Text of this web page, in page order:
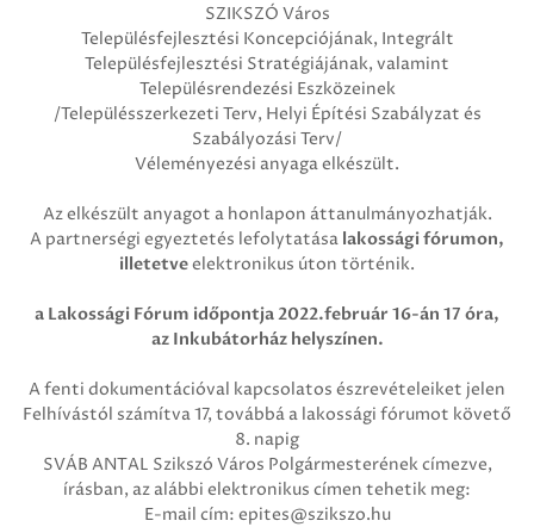
SZIKSZÓ Város
Településfejlesztési Koncepciójának, Integrált
Településfejlesztési Stratégiájának, valamint
Településrendezési Eszközeinek
/Településszerkezeti Terv, Helyi Építési Szabályzat és
Szabályozási Terv/
Véleményezési anyaga elkészült.
Az elkészült anyagot a honlapon áttanulmányozhatják.
A partnerségi egyeztetés lefolytatása lakossági fórumon,
illetetveelektronikus úton történik.
a Lakossági Fórum időpontja 2022.február 16-án 17 óra,
az Inkubátorház helyszínen.
A fenti dokumentációval kapcsolatos észrevételeiket jelen
Felhívástól számítva 17, továbbá a lakossági fórumot követő
8. napig
SVÁB ANTAL Szikszó Város Polgármesterének címezve,
írásban, az alábbi elektronikus címen tehetik meg:
E-mail cím: epites@szikszo.hu